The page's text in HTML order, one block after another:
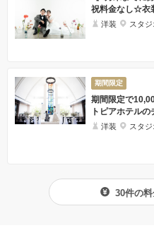
祝料金なし☆衣
洋装 スタジ
期間限定
期間限定で
トピアホテル
洋装 スタ
30件の